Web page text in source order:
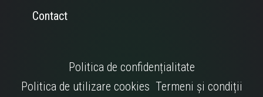
Contact
Politica de confidențialitate
Politica de utilizare cookies Termeni și condiții